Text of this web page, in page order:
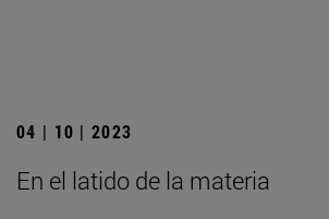
04 | 10 | 2023
En el latido de la materia